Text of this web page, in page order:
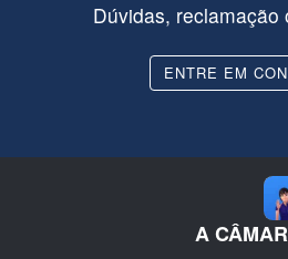
Dúvidas, reclamação
ENTRE EM
A